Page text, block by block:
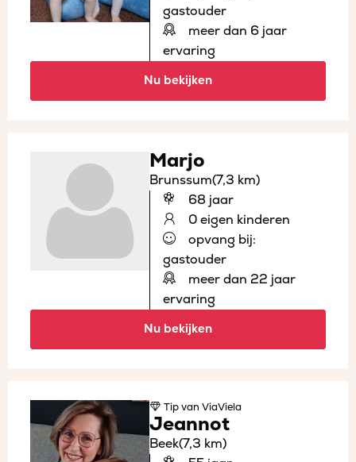
gastouder
meer dan 6 jaar
ervaring
Nu bekijken
Marjo
Brunssum(7,3 km)
68 jaar
0 eigen kinderen
opvang bij:
gastouder
meer dan 22 jaar
ervaring
Nu bekijken
Tipvan ViaViela
Jeannot
Beek(7,3 km)